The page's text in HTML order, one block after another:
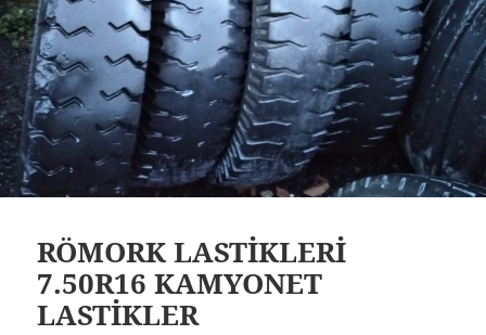
RÖMORK LASTİKLERİ
7.50R16 KAMYONET
LASTİKLER